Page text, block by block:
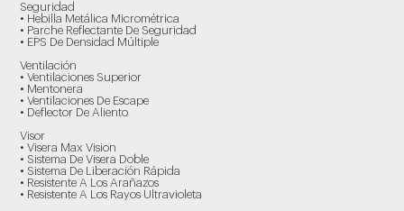
Seguridad
• Hebilla Metálica Micrométrica
• Parche Reflectante De Seguridad
• EPS De Densidad Múltiple
Ventilación
• Ventilaciones Superior
• Mentonera
• Ventilaciones De Escape
• Deflector De Aliento
Visor
• Visera Max Vision
• Sistema De Visera Doble
• Sistema De Liberación Rápida
• Resistente A Los Arañazos
• Resistente A Los Rayos Ultravioleta